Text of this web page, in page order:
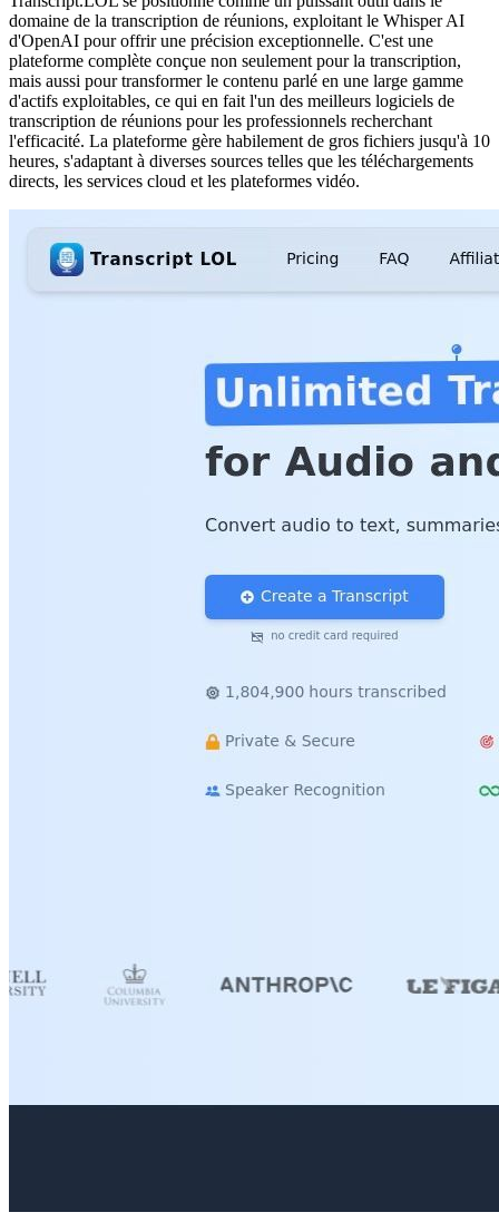
domaine de la transcription de réunions, exploitant le Whisper AI
d'OpenAI pour offrir une précision exceptionnelle. C'est une
plateforme complète conçue non seulement pour la transcription,
mais aussi pour transformer le contenu parlé en une large gamme
d'actifs exploitables, ce qui en fait l'un des meilleurs logiciels de
transcription de réunions pour les professionnels recherchant
l'efficacité. La plateforme gère habilement de gros fichiers jusqu'à 10
heures, s'adaptant à diverses sources telles que les téléchargements
directs, les services cloud et les plateformes vidéo.